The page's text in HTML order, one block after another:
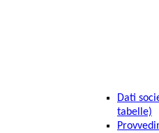
Dati
tabelle)